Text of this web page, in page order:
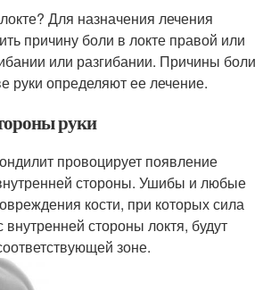
Для назначения лечения
причину боли в локте правой или
или разгибании. Причины боли
руки определяют ее лечение.
руки
провоцирует появление
стороны. Ушибы и любые
кости, при которых сила
стороны локтя, будут
зоне.